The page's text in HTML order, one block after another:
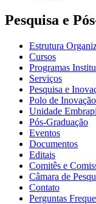
Pesquisa e
Estrutura
Cursos
Programas
Serviços
Pesquisa e
Polo de Inovação
Unidade
Pós-Graduação
Eventos
Documentos
Editais
Comitês e
Câmara de
Contato
Perguntas